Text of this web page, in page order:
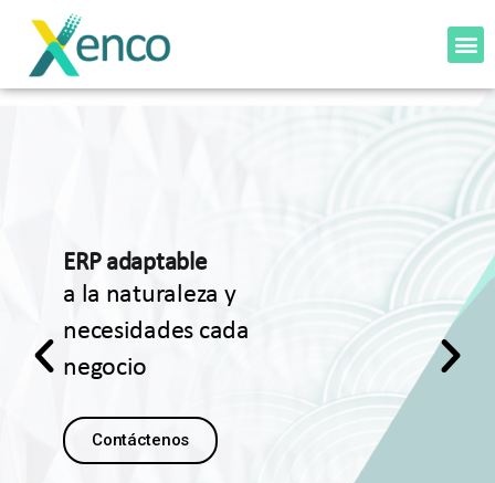
ERP adaptable
a la naturaleza y
necesidades cada
negocio
Contáctenos